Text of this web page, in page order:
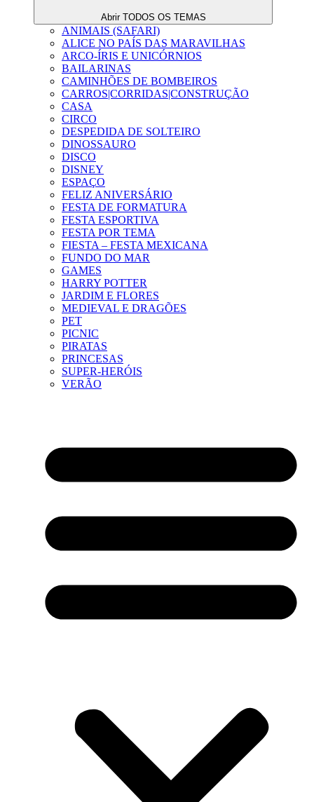
Abrir TODOS OS TEMAS
ANIMAIS (SAFARI)
ALICE NO PAÍS DAS MARAVILHAS
ARCO-ÍRIS E UNICÓRNIOS
BAILARINAS
CAMINHÕES DE BOMBEIROS
CARROS|CORRIDAS|CONSTRUÇÃO
CASA
CIRCO
DESPEDIDA DE SOLTEIRO
DINOSSAURO
DISCO
DISNEY
ESPAÇO
FELIZ ANIVERSÁRIO
FESTA DE FORMATURA
FESTA ESPORTIVA
FESTA POR TEMA
FIESTA – FESTA MEXICANA
FUNDO DO MAR
GAMES
HARRY POTTER
JARDIM E FLORES
MEDIEVAL E DRAGÕES
PET
PICNIC
PIRATAS
PRINCESAS
SUPER-HERÓIS
VERÃO